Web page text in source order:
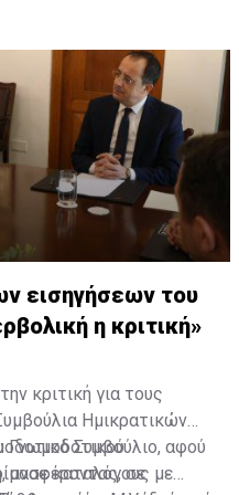
εισηγήσεων του
η κριτική»
κριτική για τους
Ημικρατικών
Γνωμοδοτικού
αναφέροντας, σε
Συμβούλιο, αφού
καταλόγους με